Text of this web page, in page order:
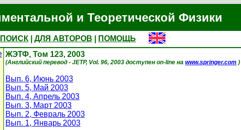
и Теоретической Физики
ПОИСК ДЛЯ АВТОРОВ
ПОМОЩЬ
ЖЭТФ, Том 123, 2003
(Английский перевод - JETP, Vol. 96, 2003 доступен on-line на www.springer.com )
Вып. 6, Июнь 2003
Вып. 5, Май 2003
Вып. 4, Апрель 2003
Вып. 3, Март 2003
Вып. 2, Февраль 2003
Вып. 1, Январь 2003